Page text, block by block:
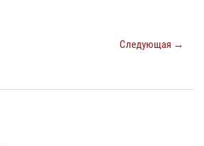
Следующая →